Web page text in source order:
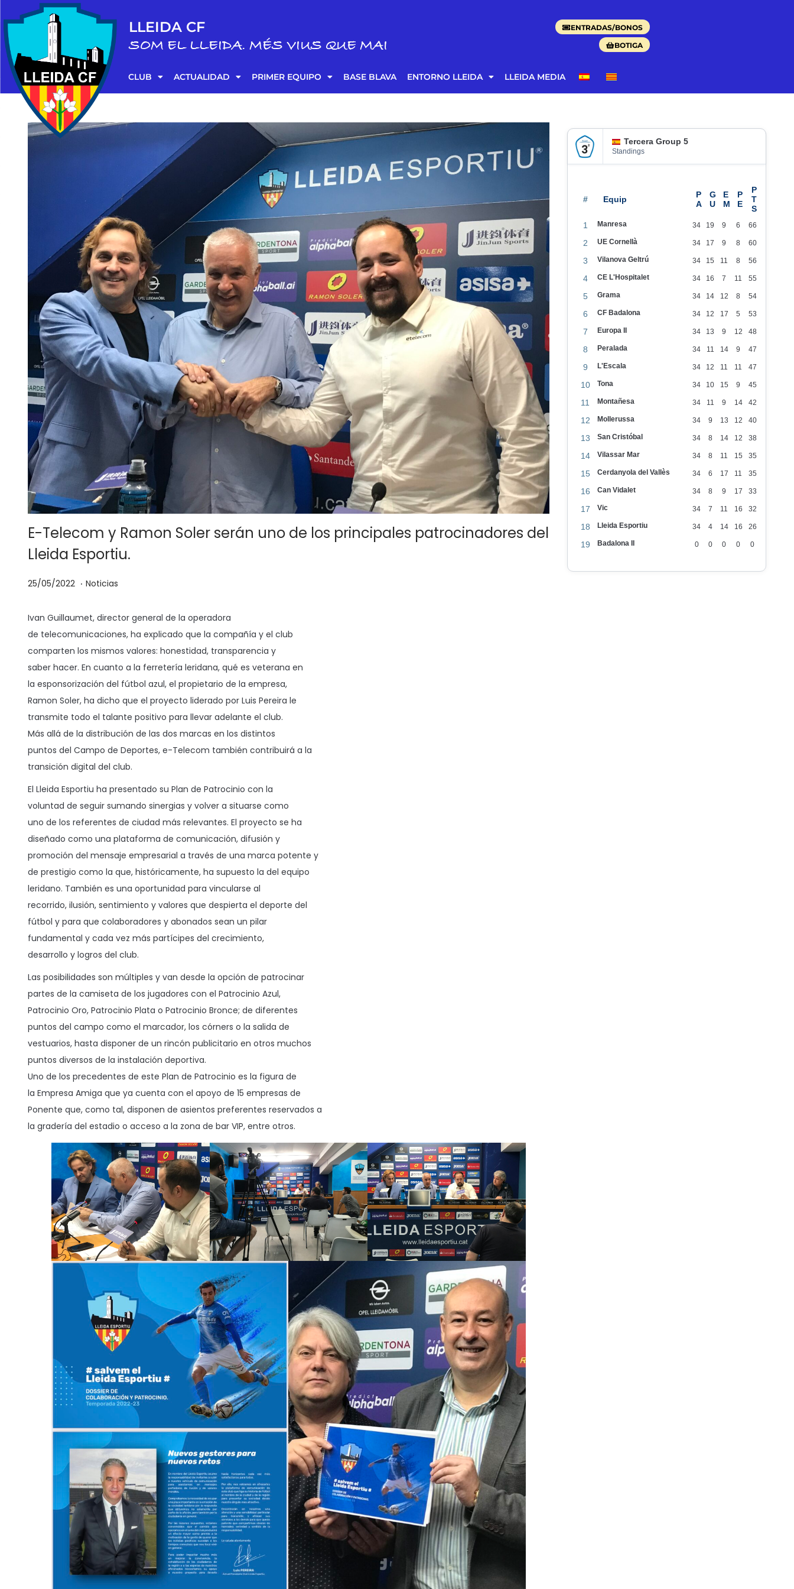
LLEIDA CF
SOM EL LLEIDA. MÉS VIUS QUE MAI
CLUB ACTUALIDAD PRIMER EQUIPO BASE BLAVA ENTORNO LLEIDA LLEIDA MEDIA
ENTRADAS/BONOS
BOTIGA
E-Telecom y Ramon Soler serán uno de los principales patrocinadores del
Lleida Esportiu.
P
b
l
i
c
a
d
o
e
l
25/05/2022 0
/
0
2
2
0
2
3
. P
b
l
i
c
a
d
o
e
n
Noticias
Ivan Guillaumet, director general de la operadora
de telecomunicaciones, ha explicado que la compañía y el club
comparten los mismos valores: honestidad, transparencia y
saber hacer. En cuanto a la ferretería leridana, qué es veterana en
la esponsorización del fútbol azul, el propietario de la empresa,
Ramon Soler, ha dicho que el proyecto liderado por Luis Pereira le
transmite todo el talante positivo para llevar adelante el club.
Más allá de la distribución de las dos marcas en los distintos
puntos del Campo de Deportes, e-Telecom también contribuirá a la
transición digital del club.
El Lleida Esportiu ha presentado su Plan de Patrocinio con la
voluntad de seguir sumando sinergias y volver a situarse como
uno de los referentes de ciudad más relevantes. El proyecto se ha
diseñado como una plataforma de comunicación, difusión y
promoción del mensaje empresarial a través de una marca potente y
de prestigio como la que, históricamente, ha supuesto la del equipo
leridano. También es una oportunidad para vincularse al
recorrido, ilusión, sentimiento y valores que despierta el deporte del
fútbol y para que colaboradores y abonados sean un pilar
fundamental y cada vez más partícipes del crecimiento,
desarrollo y logros del club.
Las posibilidades son múltiples y van desde la opción de patrocinar
partes de la camiseta de los jugadores con el Patrocinio Azul,
Patrocinio Oro, Patrocinio Plata o Patrocinio Bronce; de diferentes
puntos del campo como el marcador, los córners o la salida de
vestuarios, hasta disponer de un rincón publicitario en otros muchos
puntos diversos de la instalación deportiva.
Uno de los precedentes de este Plan de Patrocinio es la figura de
la Empresa Amiga que ya cuenta con el apoyo de 15 empresas de
Ponente que, como tal, disponen de asientos preferentes reservados a
la gradería del estadio o acceso a la zona de bar VIP, entre otros.
Tercera Group 5
Standings
#
1 Manresa 34 19 9 6 66
2 UE Cornellà 34 17 9 8 60
3 Vilanova Geltrú 34 15 11 8 56
4 CE L'Hospitalet 34 16 7 11 55
5 Grama 34 14 12 8 54
6 CF Badalona 34 12 17 5 53
7 Europa II 34 13 9 12 48
8 Peralada 34 11 14 9 47
9 L'Escala 34 12 11 11 47
10 Tona 34 10 15 9 45
11 Montañesa 34 11 9 14 42
12 Mollerussa 34 9 13 12 40
13 San Cristóbal 34 8 14 12 38
14 Vilassar Mar 34 8 11 15 35
15 Cerdanyola del Vallès 34 6 17 11 35
16 Can Vidalet 34 8 9 17 33
17 Vic 34 7 11 16 32
18 Lleida Esportiu 34 4 14 16 26
19 Badalona II 0 0 0 0 0